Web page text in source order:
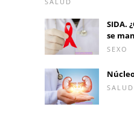
SIDA.
se
SEXO
SALUD